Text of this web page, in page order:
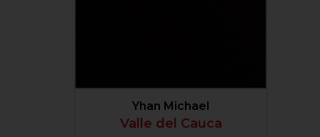
Yhan Michael
Valle del Cauca